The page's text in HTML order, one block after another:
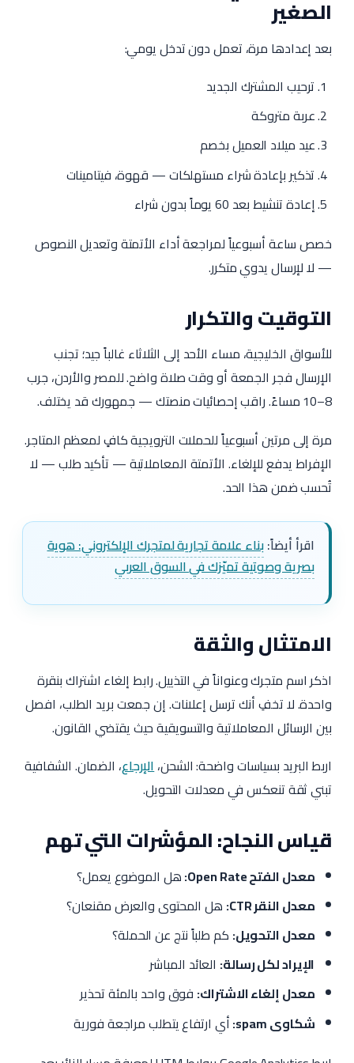
الصغير
بعد إعدادها مرة، تعمل دون تدخل يومي:
ترحيب المشترك الجديد
عربة متروكة
عيد ميلاد العميل بخصم
تذكير بإعادة شراء مستهلكات — قهوة، فيتامينات
إعادة تنشيط بعد 60 يوماً بدون شراء
خصص ساعة أسبوعياً لمراجعة أداء الأتمتة وتعديل النصوص
— لا لإرسال يدوي متكرر.
التوقيت والتكرار
للأسواق الخليجية، مساء الأحد إلى الثلاثاء غالباً جيد؛ تجنب
الإرسال فجر الجمعة أو وقت صلاة واضح. للمصر والأردن، جرب
8–10 مساءً. راقب إحصائيات منصتك — جمهورك قد يختلف.
مرة إلى مرتين أسبوعياً للحملات الترويجية كافٍ لمعظم المتاجر.
الإفراط يدفع للإلغاء. الأتمتة المعاملاتية — تأكيد طلب — لا
تُحسب ضمن هذا الحد.
اقرأ أيضاً:بناء علامة تجارية لمتجرك الإلكتروني: هوية
بصرية وصوتية تميّزك في السوق العربي
الامتثال والثقة
اذكر اسم متجرك وعنواناً في التذييل. رابط إلغاء اشتراك بنقرة
واحدة. لا تخفِ أنك ترسل إعلانات. إن جمعت بريد الطلب، افصل
بين الرسائل المعاملاتية والتسويقية حيث يقتضي القانون.
اربط البريد بسياسات واضحة: الشحن،الإرجاع، الضمان. الشفافية
تبني ثقة تنعكس في معدلات التحويل.
قياس النجاح: المؤشرات التي تهم
معدل الفتح Open Rate:
هل الموضوع يعمل؟
معدل النقر CTR:
هل المحتوى والعرض مقنعان؟
معدل التحويل: كم طلباً نتج عن الحملة؟
الإيراد لكل رسالة: العائد المباشر
معدل إلغاء الاشتراك: فوق واحد بالمئة تحذير
شكاوى spam:
أي ارتفاع يتطلب مراجعة فورية